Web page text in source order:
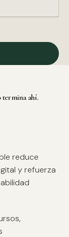
termina ahí.
reduce
y refuerza